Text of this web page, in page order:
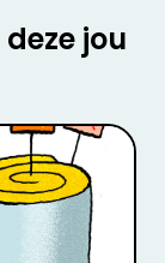
jou